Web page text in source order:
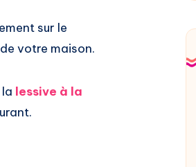
sur le
votre maison.
lessive à la